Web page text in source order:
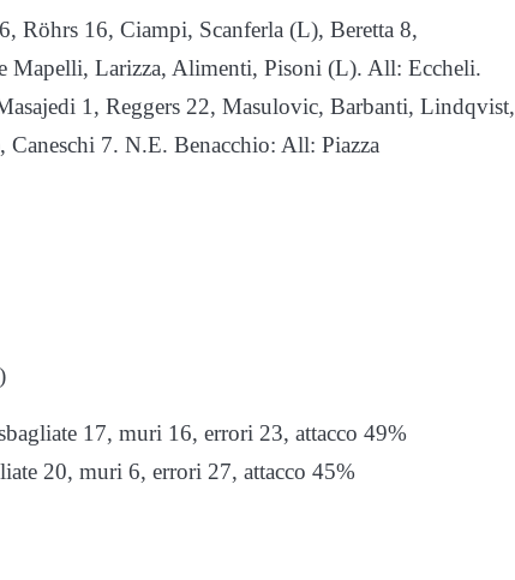
Röhrs 16, Ciampi, Scanferla (L), Beretta 8,
Mapelli, Larizza, Alimenti, Pisoni (L). All: Eccheli.
1, Reggers 22, Masulovic, Barbanti, Lindqvist,
7. N.E. Benacchio: All: Piazza
17, muri 16, errori 23, attacco 49%
20, muri 6, errori 27, attacco 45%